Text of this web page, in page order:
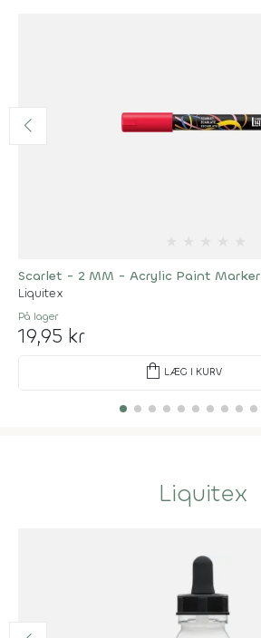
Scarlet - 2 MM - Acrylic Paint Marker
Liquitex
På lager
19,95 kr
shopping_bag LÆG I KURV
Liquitex